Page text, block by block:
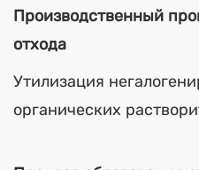
Производственный
отхода
Утилизация
органических